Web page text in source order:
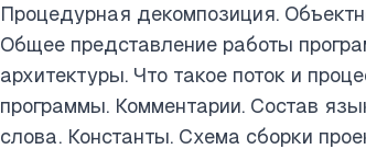
Процедурная декомпозиция.
Общее представление работы
архитектуры. Что такое поток и
программы. Комментарии. Состав
слова. Константы. Схема сборки